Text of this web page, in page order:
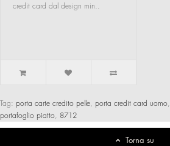
credit card dal design min..
Tag: porta carte credito pelle, porta credit card uomo,
portafoglio piatto, 8712
Torna su